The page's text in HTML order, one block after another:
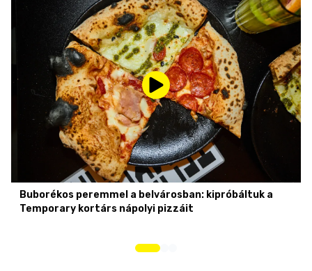
Buborékos peremmel a belvárosban: kipróbáltuk a
Temporary kortárs nápolyi pizzáit